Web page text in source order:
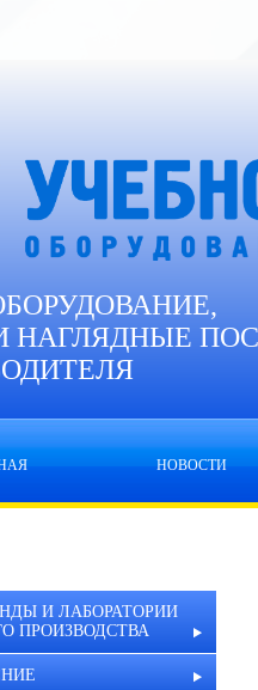
НАГЛЯДНЫЕ
НОВОСТИ
И ЛАБОРАТОРИИ
ПРОИЗВОДСТВА